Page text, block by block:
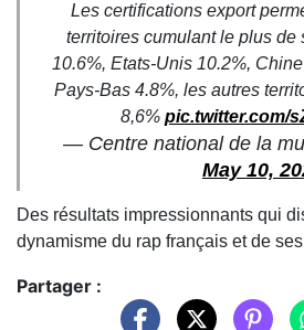
Les certifications export
territoires cumulant le plus de
10.6%, Etats-Unis 10.2%,
Pays-Bas 4.8%, les autres
8,6% pic.twitter.com/
— Centre national de la
May 10,
Des résultats impressionnants qui
dynamisme du rap français et de
Partager :